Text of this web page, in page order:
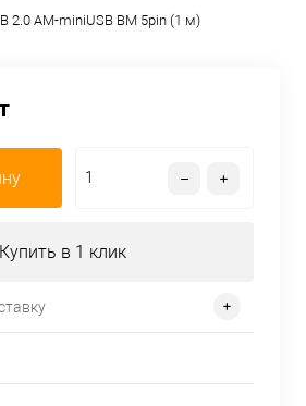
2.0 AM-miniUSB BM 5pin (1 м)
Купить в 1 клик